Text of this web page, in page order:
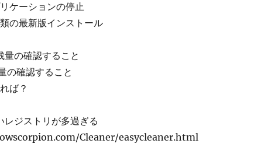
ケーションの停止
の最新版インストール
量の確認すること
の確認すること
ば？
レジストリが多過ぎる
Cleaner/easycleaner.html